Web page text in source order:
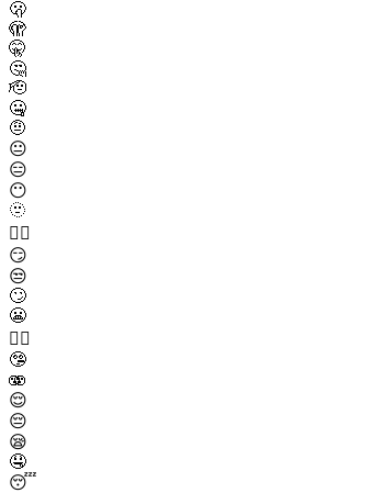
🫢
🫣
🤫
🤔
🫡
🤐
🤨
😐
😑
😶
🫥
😶‍🌫️
😏
😒
🙄
😬
😮‍💨
🤥
🫨
😌
😔
😪
🤤
😴